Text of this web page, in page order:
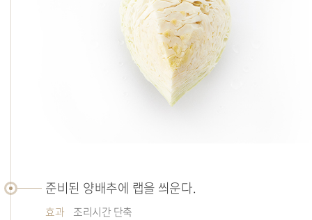
준비된 양배추에 랩을 씌운다.
효과
조리시간 단축